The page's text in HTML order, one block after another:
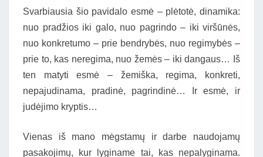
Svarbiausia šio pavidalo esmė – plėtotė, dinamika:
nuo pradžios iki galo, nuo pagrindo – iki viršūnės,
nuo konkretumo – prie bendrybės, nuo regimybės –
prie to, kas neregima, nuo žemės – iki dangaus… Iš
ten matyti esmė – žemiška, regima, konkreti,
nepajudinama, pradinė, pagrindinė… Ir esmė, ir
judėjimo kryptis…
Vienas iš mano mėgstamų ir darbe naudojamų
pasakojimų, kur lyginame tai, kas nepalyginama.